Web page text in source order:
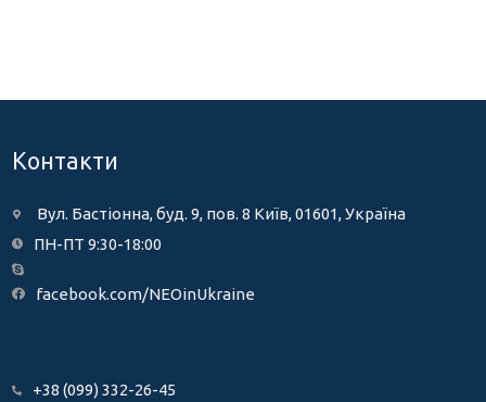
Контакти
Вул. Бастіонна, буд. 9, пов. 8 Київ, 01601, Україна
ПН-ПТ 9:30-18:00
facebook.com/NEOinUkraine
+38 (099) 332-26-45